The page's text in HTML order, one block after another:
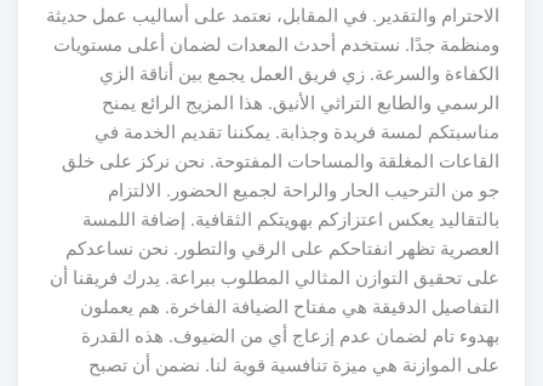
الاحترام والتقدير. في المقابل، نعتمد على أساليب عمل حديثة
ومنظمة جدًا. نستخدم أحدث المعدات لضمان أعلى مستويات
الكفاءة والسرعة. زي فريق العمل يجمع بين أناقة الزي
الرسمي والطابع التراثي الأنيق. هذا المزيج الرائع يمنح
مناسبتكم لمسة فريدة وجذابة. يمكننا تقديم الخدمة في
القاعات المغلقة والمساحات المفتوحة. نحن نركز على خلق
جو من الترحيب الحار والراحة لجميع الحضور. الالتزام
بالتقاليد يعكس اعتزازكم بهويتكم الثقافية. إضافة اللمسة
العصرية تظهر انفتاحكم على الرقي والتطور. نحن نساعدكم
على تحقيق التوازن المثالي المطلوب ببراعة. يدرك فريقنا أن
التفاصيل الدقيقة هي مفتاح الضيافة الفاخرة. هم يعملون
بهدوء تام لضمان عدم إزعاج أي من الضيوف. هذه القدرة
على الموازنة هي ميزة تنافسية قوية لنا. نضمن أن تصبح